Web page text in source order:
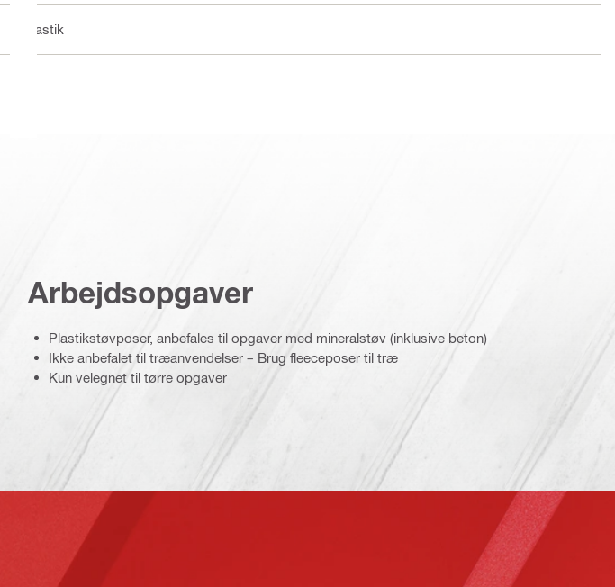
Plastik
Arbejdsopgaver
Plastikstøvposer, anbefales til opgaver med mineralstøv (inklusive beton)
Ikke anbefalet til træanvendelser – Brug fleeceposer til træ
Kun velegnet til tørre opgaver